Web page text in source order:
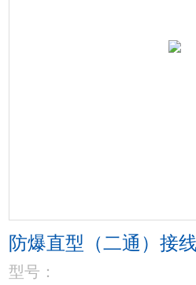
防爆直型（二通）接
型号：